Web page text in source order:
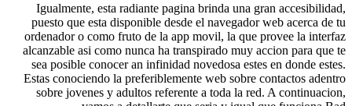
Igualmente, esta radiante pagina brinda una gran
puesto que esta disponible desde el navegador web
ordenador o como fruto de la app movil, la que provee
alcanzable asi­ como nunca ha transpirado muy accion
sea posible conocer an infinidad novedosa estes en
Estas conociendo la preferiblemente web sobre
sobre jovenes y adultos referente a toda la red. A